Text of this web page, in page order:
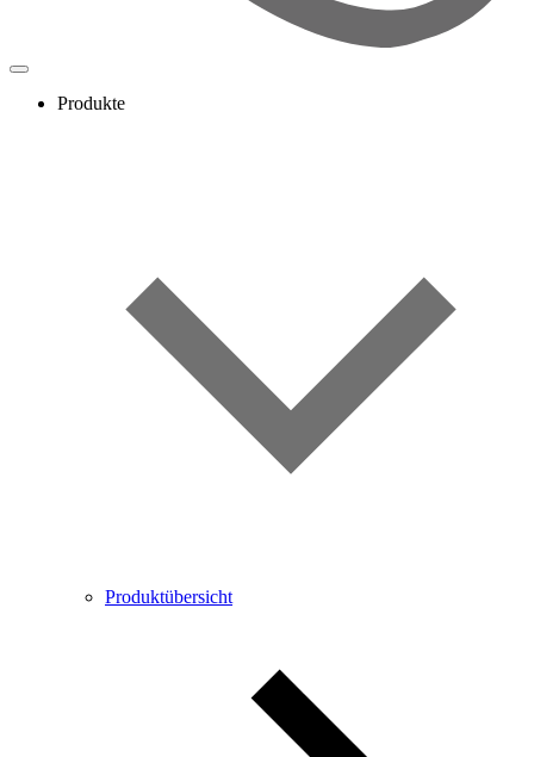
Produkte
Produktübersicht